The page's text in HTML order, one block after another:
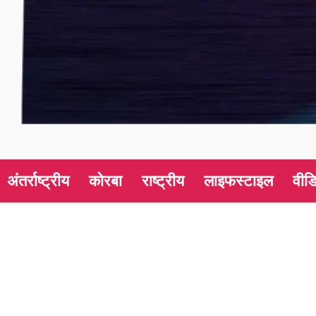
अंतर्राष्ट्रीय कोरबा राष्ट्रीय लाइफस्टाइल